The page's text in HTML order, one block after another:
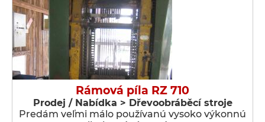
Rámová píla RZ 710
Prodej / Nabídka > Dřevoobráběcí stroje
Predám veľmi málo používanú vysoko výkonnú